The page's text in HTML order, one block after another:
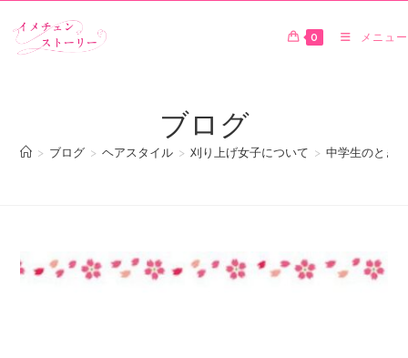
0 メニュー
ブログ
> ブログ > ヘアスタイル > 刈り上げ女子について > 中学生のとき